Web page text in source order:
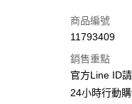
信用卡一次付
LINE Pay
Apple Pay
商品編號
11793409
銷售重點
官方Line ID
24小時行動